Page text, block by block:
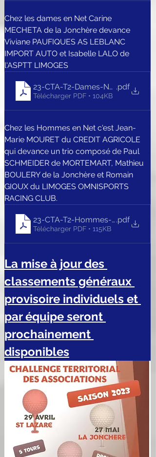
Chez les dames en Net Carine
MECHETA de la Jonchère devance
Viviane PAUFIQUES AS LEBLANC
IMPORT AUTO et Isabelle LALO de
l'ASPTT LIMOGES
23-CTA-T2-Dames-NET.pdf
Télécharger PDF • 104KB
Chez les Hommes en Net c'est Jean-
Marie MOURET du CREDIT AGRICOLE
qui devance un trio composé de Paul
SCHMEIDER de MORTEMART, Mathieu
BOULERY de la Jonchère et Romain
GIOUX du LIMOGES OMNISPORTS
RACING CLUB.
23-CTA-T2-Hommes-NET
.pdf
Télécharger PDF • 115KB
La mise à jour des
classements généraux
provisoire individuels et
par équipe seront
prochainement
disponibles